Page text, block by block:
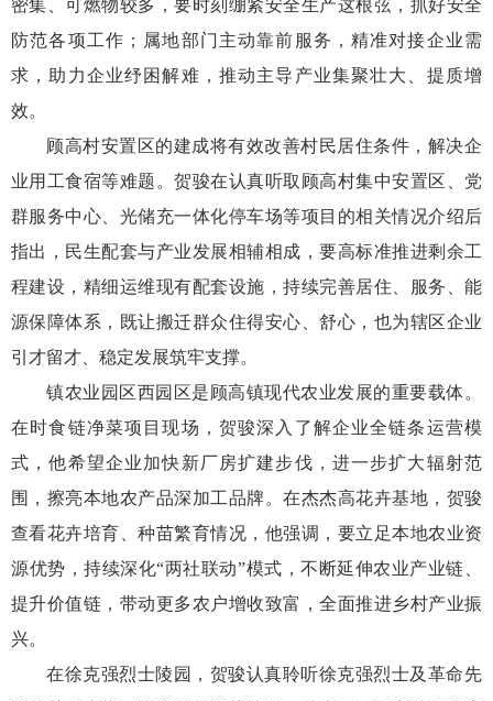
密集、可燃物较多，要时刻绷紧安全生产这根弦，抓好安全
防范各项工作；属地部门主动靠前服务，精准对接企业需
求，助力企业纾困解难，推动主导产业集聚壮大、提质增
效。
顾高村安置区的建成将有效改善村民居住条件，解决企
业用工食宿等难题。贺骏在认真听取顾高村集中安置区、党
群服务中心、光储充一体化停车场等项目的相关情况介绍后
指出，民生配套与产业发展相辅相成，要高标准推进剩余工
程建设，精细运维现有配套设施，持续完善居住、服务、能
源保障体系，既让搬迁群众住得安心、舒心，也为辖区企业
引才留才、稳定发展筑牢支撑。
镇农业园区西园区是顾高镇现代农业发展的重要载体。
在时食链净菜项目现场，贺骏深入了解企业全链条运营模
式，他希望企业加快新厂房扩建步伐，进一步扩大辐射范
围，擦亮本地农产品深加工品牌。在杰杰高花卉基地，贺骏
查看花卉培育、种苗繁育情况，他强调，要立足本地农业资
源优势，持续深化“两社联动”模式，不断延伸农业产业链、
提升价值链，带动更多农户增收致富，全面推进乡村产业振
兴。
在徐克强烈士陵园，贺骏认真聆听徐克强烈士及革命先